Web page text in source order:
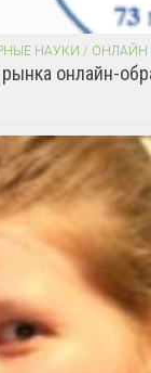
НАУКИ / ОНЛАЙН
онлайн-